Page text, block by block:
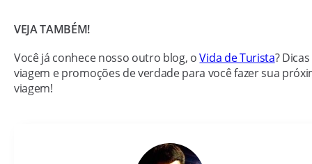
VEJA TAMBÉM!
Você já conhece nosso outro blog, oVida de Turista?
viagem e promoções de verdade para você fazer sua
viagem!